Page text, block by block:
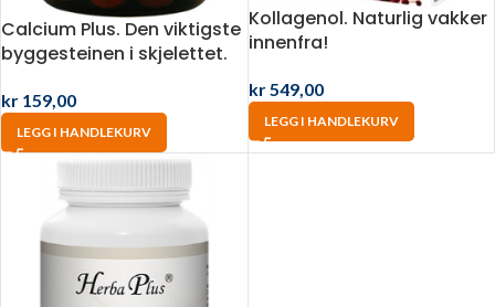
Calcium Plus. Den viktigste
byggesteinen i skjelettet.
kr 159,00
LEGG I HANDLEKURV
Kollagenol. Naturlig vakker
innenfra!
kr549,00
LEGG I HANDLEKURV